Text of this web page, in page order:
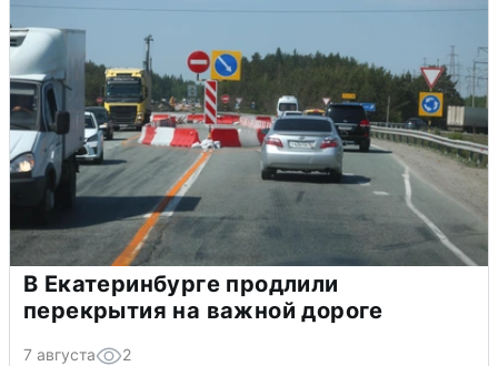
В Екатеринбурге продлили
перекрытия на важной дороге
7 августа 2